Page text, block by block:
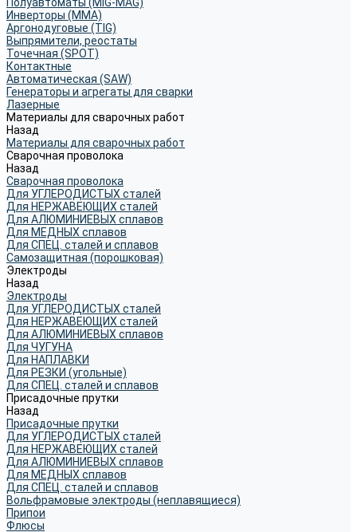
Инверторы (MMA)
Аргонодуговые (TIG)
Выпрямители, реостаты
Точечная (SPOT)
Контактные
Автоматическая (SAW)
Генераторы и агрегаты для сварки
Лазерные
Материалы для сварочных работ
Назад
Материалы для сварочных работ
Сварочная проволока
Назад
Сварочная проволока
Для УГЛЕРОДИСТЫХ сталей
Для НЕРЖАВЕЮЩИХ сталей
Для АЛЮМИНИЕВЫХ сплавов
Для МЕДНЫХ сплавов
Для СПЕЦ. сталей и сплавов
Самозащитная (порошковая)
Электроды
Назад
Электроды
Для УГЛЕРОДИСТЫХ сталей
Для НЕРЖАВЕЮЩИХ сталей
Для АЛЮМИНИЕВЫХ сплавов
Для ЧУГУНА
Для НАПЛАВКИ
Для РЕЗКИ (угольные)
Для СПЕЦ. сталей и сплавов
Присадочные прутки
Назад
Присадочные прутки
Для УГЛЕРОДИСТЫХ сталей
Для НЕРЖАВЕЮЩИХ сталей
Для АЛЮМИНИЕВЫХ сплавов
Для МЕДНЫХ сплавов
Для СПЕЦ. сталей и сплавов
Вольфрамовые электроды (неплавящиеся)
Припои
Флюсы